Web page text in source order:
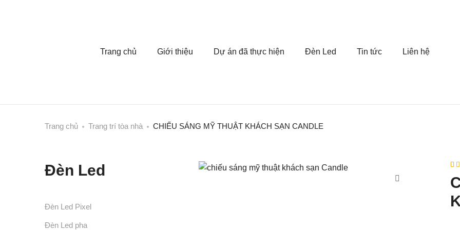
Trang chủ Giới thiệu Dự án đã thực hiện Đèn Led Tin tức Liên hệ
Trang chủ Trang trí tòa nhà CHIẾU SÁNG MỸ THUẬT KHÁCH SẠN CANDLE
5
Đèn Led
Đèn Led Pixel
Đèn Led pha